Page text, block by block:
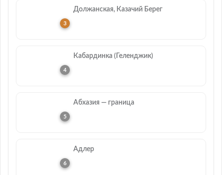
Должанская, Казачий Берег
Кабардинка (Геленджик)
Абхазия — граница
Адлер